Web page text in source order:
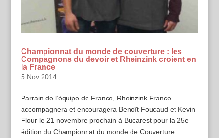
Championnat du monde de couverture : les
Compagnons du devoir et Rheinzink croient en
la France
5 Nov 2014
Parrain de l’équipe de France, Rheinzink France
accompagnera et encouragera Benoît Foucaud et Kevin
Flour le 21 novembre prochain à Bucarest pour la 25e
édition du Championnat du monde de Couverture.